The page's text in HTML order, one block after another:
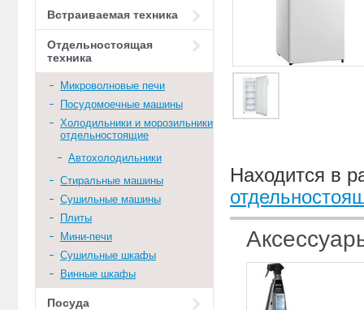
Встраиваемая техника
Отдельностоящая
техника
Микроволновые печи
Посудомоечные машины
Холодильники и морозильники
отдельностоящие
Автохолодильники
Стиральные машины
Сушильные машины
Плиты
Мини-печи
Сушильные шкафы
Винные шкафы
Посуда
Находится в